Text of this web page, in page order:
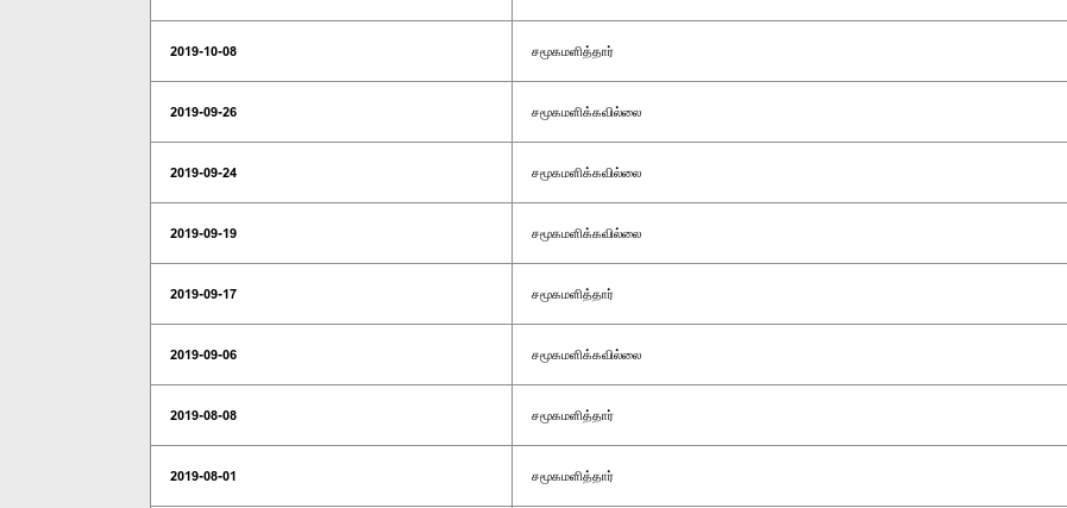
2019-10-08 சமூகமளித்தார்
2019-09-26 சமூகமளிக்கவில்லை
2019-09-24 சமூகமளிக்கவில்லை
2019-09-19 சமூகமளிக்கவில்லை
2019-09-17 சமூகமளித்தார்
2019-09-06 சமூகமளிக்கவில்லை
2019-08-08 சமூகமளித்தார்
2019-08-01 சமூகமளித்தார்